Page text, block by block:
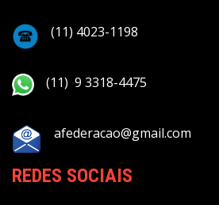
(11) 4023-1198
(11) 9 3318-4475
afederacao@gmail.com
REDES SOCIAIS